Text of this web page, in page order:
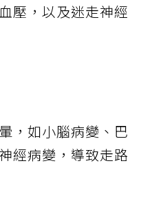
壓，以及迷走神經
，如小腦病變、巴
經病變，導致走路